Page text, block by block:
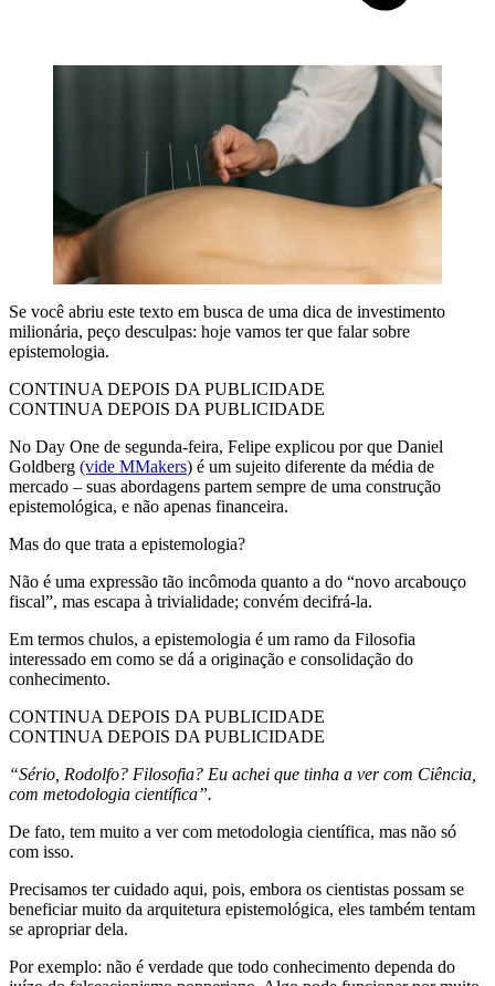
Se você abriu este texto em busca de uma dica de investimento
milionária, peço desculpas: hoje vamos ter que falar sobre
epistemologia.
CONTINUA DEPOIS DA PUBLICIDADE
CONTINUA DEPOIS DA PUBLICIDADE
No Day One de segunda-feira, Felipe explicou por que Daniel
Goldberg (vide MMakers) é um sujeito diferente da média de
mercado – suas abordagens partem sempre de uma construção
epistemológica, e não apenas financeira.
Mas do que trata a epistemologia?
Não é uma expressão tão incômoda quanto a do “novo arcabouço
fiscal”, mas escapa à trivialidade; convém decifrá-la.
Em termos chulos, a epistemologia é um ramo da Filosofia
interessado em como se dá a originação e consolidação do
conhecimento.
CONTINUA DEPOIS DA PUBLICIDADE
CONTINUA DEPOIS DA PUBLICIDADE
“Sério, Rodolfo? Filosofia? Eu achei que tinha a ver com Ciência,
com metodologia científica”.
De fato, tem muito a ver com metodologia científica, mas não só
com isso.
Precisamos ter cuidado aqui, pois, embora os cientistas possam se
beneficiar muito da arquitetura epistemológica, eles também tentam
se apropriar dela.
Por exemplo: não é verdade que todo conhecimento dependa do